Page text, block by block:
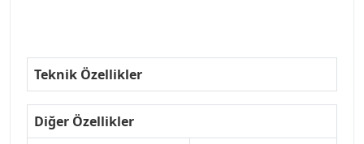
Teknik Özellikler
Diğer Özellikler